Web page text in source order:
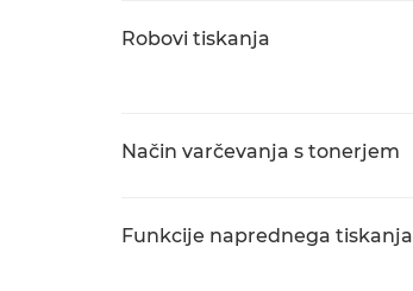
Robovi tiskanja
Način varčevanja s tonerjem
Funkcije naprednega tiskanja